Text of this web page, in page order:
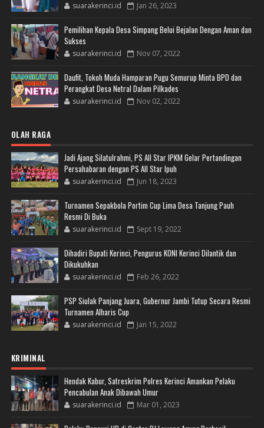
suarakerinci.id Jan 26, 2023
Pemilihan Kepala Desa Simpang Belui Bejalan Dengan Aman dan
Sukses
suarakerinci.id Nov 07, 2022
Daufit, Tokoh Muda Hamparan Pugu Semurup Minta BPD dan
Perangkat Desa Netral Dalam Pilkades
suarakerinci.id Nov 02, 2022
OLAH RAGA
Jadi Ajang Silatulrahmi, PS All Star IPKM Gelar Pertandingan
Persahabaran dengan PS All Star Ipuh
suarakerinci.id Jun 18, 2023
Turnamen Sepakbola Portim Cup Lima Desa Tanjung Pauh
Resmi Di Buka
suarakerinci.id Sept 19, 2022
Dihadiri Bupati Kerinci, Pengurus KONI Kerinci Dilantik dan
Dikukuhkan
suarakerinci.id Feb 26, 2022
PSP Siulak Panjang Juara, Gubernur Jambi Tutup Secara Resmi
Turnamen Alharis Cup
suarakerinci.id Jan 15, 2022
KRIMINAL
Hendak Kabur, Satreskrim Polres Kerinci Amankan Pelaku
Pencabulan Anak Dibawah Umur
suarakerinci.id Mar 01, 2023